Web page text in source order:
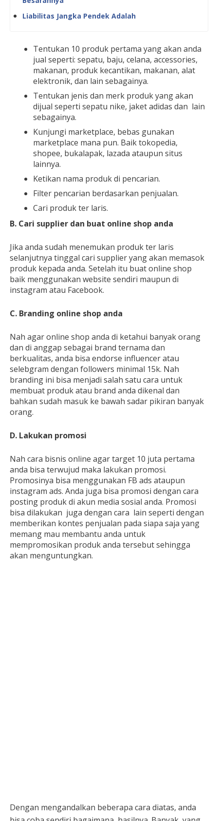
Liabilitas Jangka Pendek Adalah
Tentukan 10 produk pertama yang akan anda
jual seperti: sepatu, baju, celana, accessories,
makanan, produk kecantikan, makanan, alat
elektronik, dan lain sebagainya.
Tentukan jenis dan merk produk yang akan
dijual seperti sepatu nike, jaket adidas dan lain
sebagainya.
Kunjungi marketplace, bebas gunakan
marketplace mana pun. Baik tokopedia,
shopee, bukalapak, lazada ataupun situs
lainnya.
Ketikan nama produk di pencarian.
Filter pencarian berdasarkan penjualan.
Cari produk ter laris.
B. Cari supplier dan buat online shop anda
Jika anda sudah menemukan produk ter laris
selanjutnya tinggal cari supplier yang akan memasok
produk kepada anda. Setelah itu buat online shop
baik menggunakan website sendiri maupun di
instagram atau Facebook.
C. Branding online shop anda
Nah agar online shop anda di ketahui banyak orang
dan di anggap sebagai brand ternama dan
berkualitas, anda bisa endorse influencer atau
selebgram dengan followers minimal 15k. Nah
branding ini bisa menjadi salah satu cara untuk
membuat produk atau brand anda dikenal dan
bahkan sudah masuk ke bawah sadar pikiran banyak
orang.
D. Lakukan promosi
Nah cara bisnis online agar target 10 juta pertama
anda bisa terwujud maka lakukan promosi.
Promosinya bisa menggunakan FB ads ataupun
instagram ads. Anda juga bisa promosi dengan cara
posting produk di akun media sosial anda. Promosi
bisa dilakukan juga dengan cara lain seperti dengan
memberikan kontes penjualan pada siapa saja yang
memang mau membantu anda untuk
mempromosikan produk anda tersebut sehingga
akan menguntungkan.
Dengan mengandalkan beberapa cara diatas, anda